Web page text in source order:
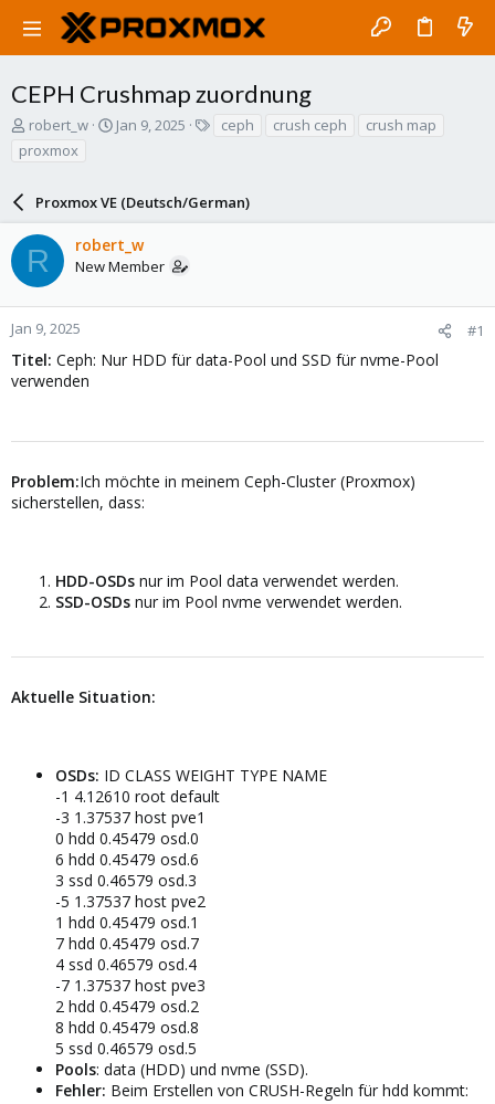
CEPH Crushmap zuordnung
T
r
d
s
a
r
t
r
robert_w
S
t
d
a
t
Jan 9, 2025 ceph crush ceph
crush map
proxmox
Proxmox VE (Deutsch/German)
R robert_w
New Member
Jan 9, 2025 #1
Titel: Ceph: Nur HDD für data-Pool und SSD für nvme-Pool
verwenden
Problem:Ich möchte in meinem Ceph-Cluster (Proxmox)
sicherstellen, dass:
HDD-OSDs nur im Pool data verwendet werden.
SSD-OSDs nur im Pool nvme verwendet werden.
Aktuelle Situation:
OSDs: ID CLASS WEIGHT TYPE NAME
-1 4.12610 root default
-3 1.37537 host pve1
0 hdd 0.45479 osd.0
6 hdd 0.45479 osd.6
3 ssd 0.46579 osd.3
-5 1.37537 host pve2
1 hdd 0.45479 osd.1
7 hdd 0.45479 osd.7
4 ssd 0.46579 osd.4
-7 1.37537 host pve3
2 hdd 0.45479 osd.2
8 hdd 0.45479 osd.8
5 ssd 0.46579 osd.5
Pools: data (HDD) und nvme (SSD).
Fehler: Beim Erstellen von CRUSH-Regeln für hdd kommt: